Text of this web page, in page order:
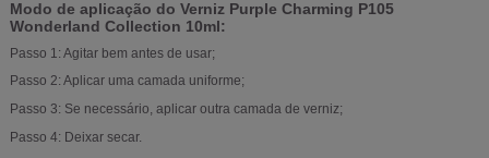
Modo de aplicação do Verniz Purple Charming P105
Wonderland Collection 10ml:
Passo 1: Agitar bem antes de usar;
Passo 2: Aplicar uma camada uniforme;
Passo 3: Se necessário, aplicar outra camada de verniz;
Passo 4: Deixar secar.